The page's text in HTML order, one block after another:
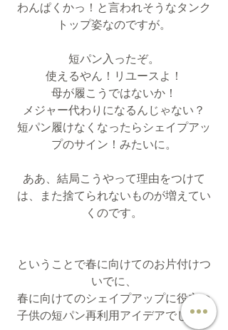
わんぱくかっ！と言われそうなタンク
トップ姿なのですが。
短パン入ったぞ。
使えるやん！リユースよ！
母が履こうではないか！
メジャー代わりになるんじゃない？
短パン履けなくなったらシェイプアッ
プのサイン！みたいに。
ああ、結局こうやって理由をつけて
は、また捨てられないものが増えてい
くのです。
ということで春に向けてのお片付けつ
いでに、
春に向けてのシェイプアップに役立つ
子供の短パン再利用アイデアでした。